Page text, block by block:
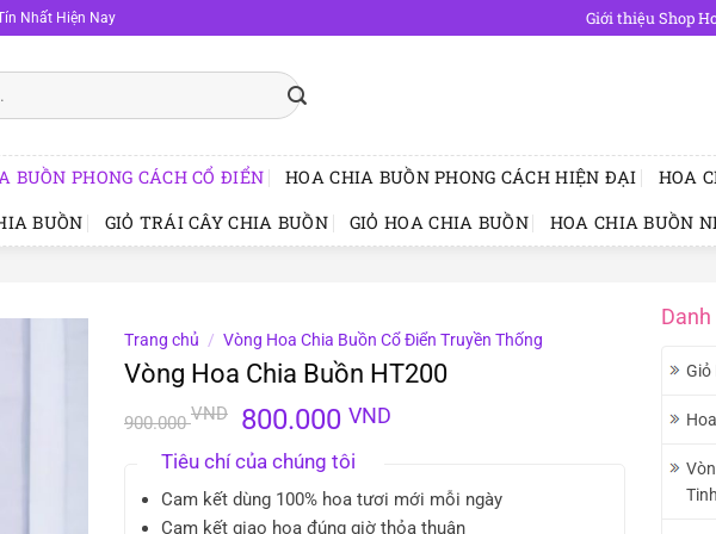
Nhất Hiện Nay Giới thiệu Shop
BUỒN PHONG CÁCH CỔ ĐIỂN HOA CHIA BUỒN PHONG CÁCH HIỆN ĐẠI
HOA
BUỒN
GIỎ TRÁI CÂY CHIA BUỒN GIỎ HOA CHIA BUỒN HOA CHIA BUỒN
Giỏ
Trang chủ / Vòng Hoa Chia Buồn Cổ Điển Truyền Thống
Vòng Hoa Chia Buồn HT200
900.000VND
Giá
gốc
là:
900.000 VND.
800.000 VNDGiá
là:
Tiêu chí của chúng tôi
Cam kết dùng 100% hoa tươi mới mỗi ngày
Cam kết giao hoa đúng giờ thỏa thuận